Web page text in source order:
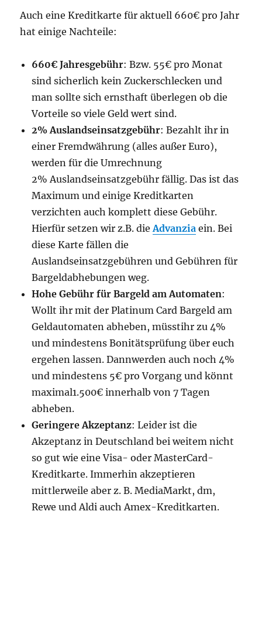
Auch eine Kreditkarte für aktuell 660€ pro Jahr
hat einige Nachteile:
660€ Jahresgebühr: Bzw. 55€ pro Monat
sind sicherlich kein Zuckerschlecken und
man sollte sich ernsthaft überlegen ob die
Vorteile so viele Geld wert sind.
2% Auslandseinsatzgebühr: Bezahlt ihr in
einer Fremdwährung (alles außer Euro),
werden für die Umrechnung
2% Auslandseinsatzgebühr fällig. Das ist das
Maximum und einige Kreditkarten
verzichten auch komplett diese Gebühr.
Hierfür setzen wir z.B. dieAdvanzia ein. Bei
diese Karte fällen die
Auslandseinsatzgebühren und Gebühren für
Bargeldabhebungen weg.
Hohe Gebühr für Bargeld am Automaten:
Wollt ihr mit der Platinum Card Bargeld am
Geldautomaten abheben, müsstihr zu 4%
und mindestens Bonitätsprüfung über euch
ergehen lassen. Dannwerden auch noch 4%
und mindestens 5€ pro Vorgang und könnt
maximal1.500€ innerhalb von 7 Tagen
abheben.
Geringere Akzeptanz: Leider ist die
Akzeptanz in Deutschland bei weitem nicht
so gut wie eine Visa- oder MasterCard-
Kreditkarte. Immerhin akzeptieren
mittlerweile aber z. B. MediaMarkt, dm,
Rewe und Aldi auch Amex-Kreditkarten.